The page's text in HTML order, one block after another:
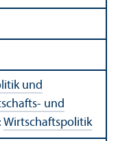
und
und
: Wirtschafts­politik